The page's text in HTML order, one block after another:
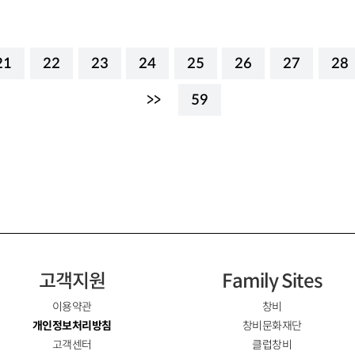
22 23 24 25 26 27 28
>> 59
고객지원
이용약관
개인정보처리방침
고객센터
Family Sites
창비
창비문화재단
클럽창비